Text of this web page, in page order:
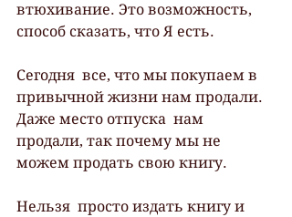
втюхивание. Это возможность,
способ сказать, что Я есть.
Сегодня  все, что мы покупаем в
привычной жизни нам продали.
Даже место отпуска  нам
продали, так почему мы не
можем продать свою книгу.
Нельзя  просто издать книгу и